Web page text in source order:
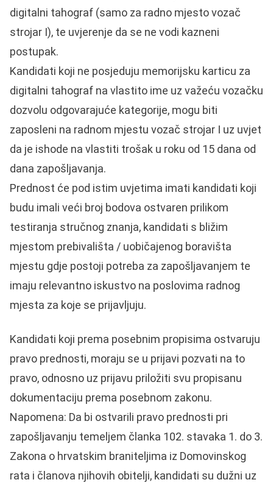
digitalni tahograf (samo za radno mjesto vozač
strojar I), te uvjerenje da se ne vodi kazneni
postupak.
Kandidati koji ne posjeduju memorijsku karticu za
digitalni tahograf na vlastito ime uz važeću vozačku
dozvolu odgovarajuće kategorije, mogu biti
zaposleni na radnom mjestu vozač strojar I uz uvjet
da je ishode na vlastiti trošak u roku od 15 dana od
dana zapošljavanja.
Prednost će pod istim uvjetima imati kandidati koji
budu imali veći broj bodova ostvaren prilikom
testiranja stručnog znanja, kandidati s bližim
mjestom prebivališta / uobičajenog boravišta
mjestu gdje postoji potreba za zapošljavanjem te
imaju relevantno iskustvo na poslovima radnog
mjesta za koje se prijavljuju.
Kandidati koji prema posebnim propisima ostvaruju
pravo prednosti, moraju se u prijavi pozvati na to
pravo, odnosno uz prijavu priložiti svu propisanu
dokumentaciju prema posebnom zakonu.
Napomena: Da bi ostvarili pravo prednosti pri
zapošljavanju temeljem članka 102. stavaka 1. do 3.
Zakona o hrvatskim braniteljima iz Domovinskog
rata i članova njihovih obitelji, kandidati su dužni uz